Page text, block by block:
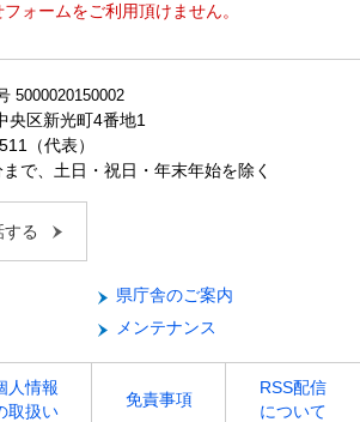
ォームをご利用頂けません。
5000020150002
区新光町4番地1
（代表）
で、土日・祝日・年末年始を除く
る
県庁舎のご案内
メンテナンス
人情報
取扱い
免責事項
RSS配信
について